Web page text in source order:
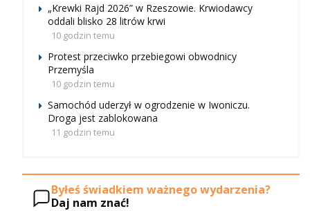
„Krewki Rajd 2026” w Rzeszowie. Krwiodawcy
oddali blisko 28 litrów krwi
10 godzin temu
Protest przeciwko przebiegowi obwodnicy
Przemyśla
10 godzin temu
Samochód uderzył w ogrodzenie w Iwoniczu.
Droga jest zablokowana
11 godzin temu
Byłeś świadkiem ważnego wydarzenia?
Daj nam znać!